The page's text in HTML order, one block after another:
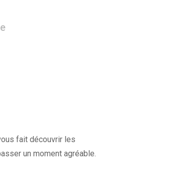
fait découvrir les
un moment agréable.